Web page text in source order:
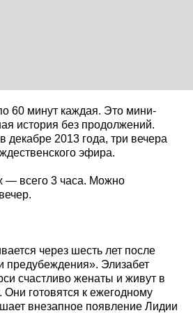
60 минут каждая. Это мини-
история без продолжений.
2013 года, три вечера
эфира.
— всего 3 часа. Можно
через шесть лет после
предубеждения». Элизабет
счастливо женаты и живут в
готовятся к ежегодному
внезапное появление Лидии